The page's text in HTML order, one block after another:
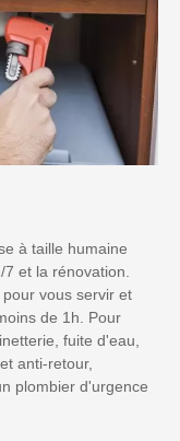
à taille humaine
7 et la rénovation.
vous servir et
de 1h. Pour
fuite d'eau,
anti-retour,
plombier d'urgence